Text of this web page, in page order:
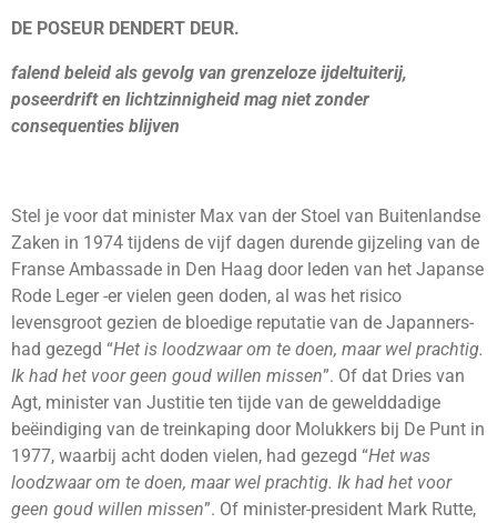
DE POSEUR DENDERT DEUR.
falend beleid als gevolg van grenzeloze ijdeltuiterij,
poseerdrift en lichtzinnigheid mag niet zonder
consequenties blijven
Stel je voor dat minister Max van der Stoel van Buitenlandse
Zaken in 1974 tijdens de vijf dagen durende gijzeling van de
Franse Ambassade in Den Haag door leden van het Japanse
Rode Leger -er vielen geen doden, al was het risico
levensgroot gezien de bloedige reputatie van de Japanners-
had gezegd “Het is loodzwaar om te doen, maar wel prachtig.
Ik had het voor geen goud willen missen”. Of dat Dries van
Agt, minister van Justitie ten tijde van de gewelddadige
beëindiging van de treinkaping door Molukkers bij De Punt in
1977, waarbij acht doden vielen, had gezegd “Het was
loodzwaar om te doen, maar wel prachtig. Ik had het voor
geen goud willen missen”. Of minister-president Mark Rutte,